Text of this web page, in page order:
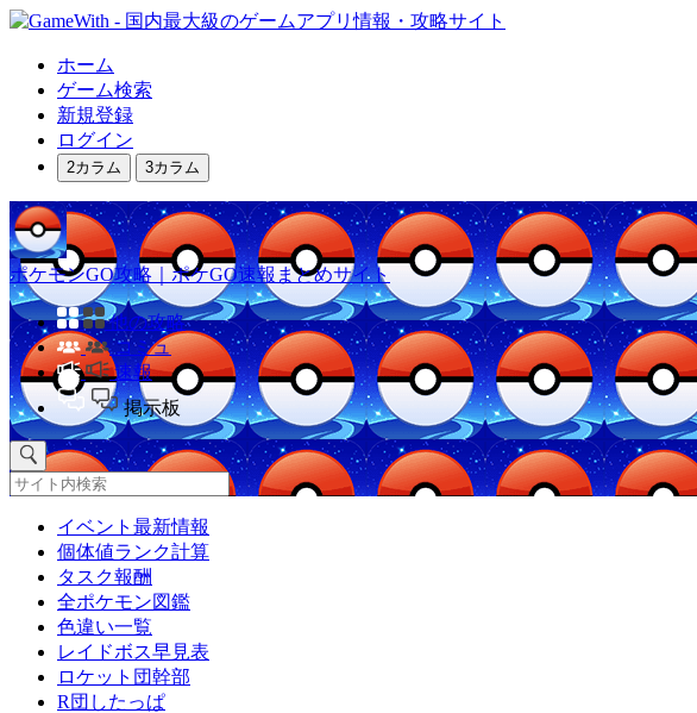
ホーム
ゲーム検索
新規登録
ログイン
2カラム 3カラム
ポケモンGO攻略｜ポケGO速報まとめサイト
他の攻略
コミュ
速報
掲示板
イベント最新情報
個体値ランク計算
タスク報酬
全ポケモン図鑑
色違い一覧
レイドボス早見表
ロケット団幹部
R団したっぱ